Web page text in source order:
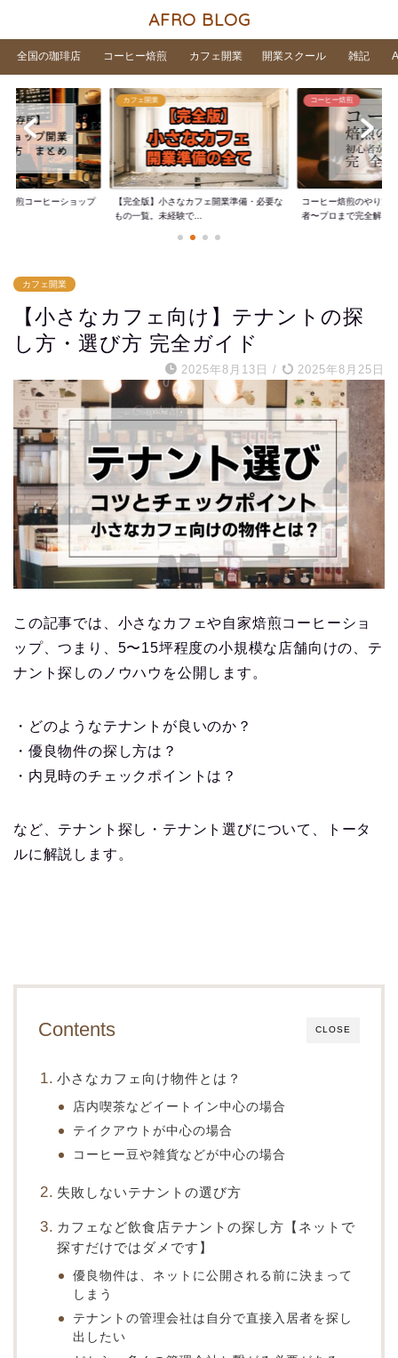
AFRO BLOG
全国の珈琲店 コーヒー焙煎 カフェ開業 開業スクール 雑記
焙煎コーヒーショップ
カフェ開業
【完全版】小さなカフェ開業準備・必要な
もの一覧。未経験で...
コーヒー焙煎
コーヒー焙煎のやり方
者〜プロまで完全解...
カフェ開業
【小さなカフェ向け】テナントの探
し方・選び方 完全ガイド
2025年8月13日 / 2025年8月25日
この記事では、小さなカフェや自家焙煎コーヒーショ
ップ、つまり、5〜15坪程度の小規模な店舗向けの、テ
ナント探しのノウハウを公開します。
・どのようなテナントが良いのか？
・優良物件の探し方は？
・内見時のチェックポイントは？
など、テナント探し・テナント選びについて、トータ
ルに解説します。
CLOSE
Contents
小さなカフェ向け物件とは？
店内喫茶などイートイン中心の場合
テイクアウトが中心の場合
コーヒー豆や雑貨などが中心の場合
失敗しないテナントの選び方
カフェなど飲食店テナントの探し方【ネットで
探すだけではダメです】
優良物件は、ネットに公開される前に決まって
しまう
テナントの管理会社は自分で直接入居者を探し
出したい